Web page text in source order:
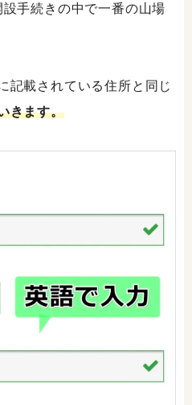
手続きの中で一番の山場
記載されている住所と同じ
きます。